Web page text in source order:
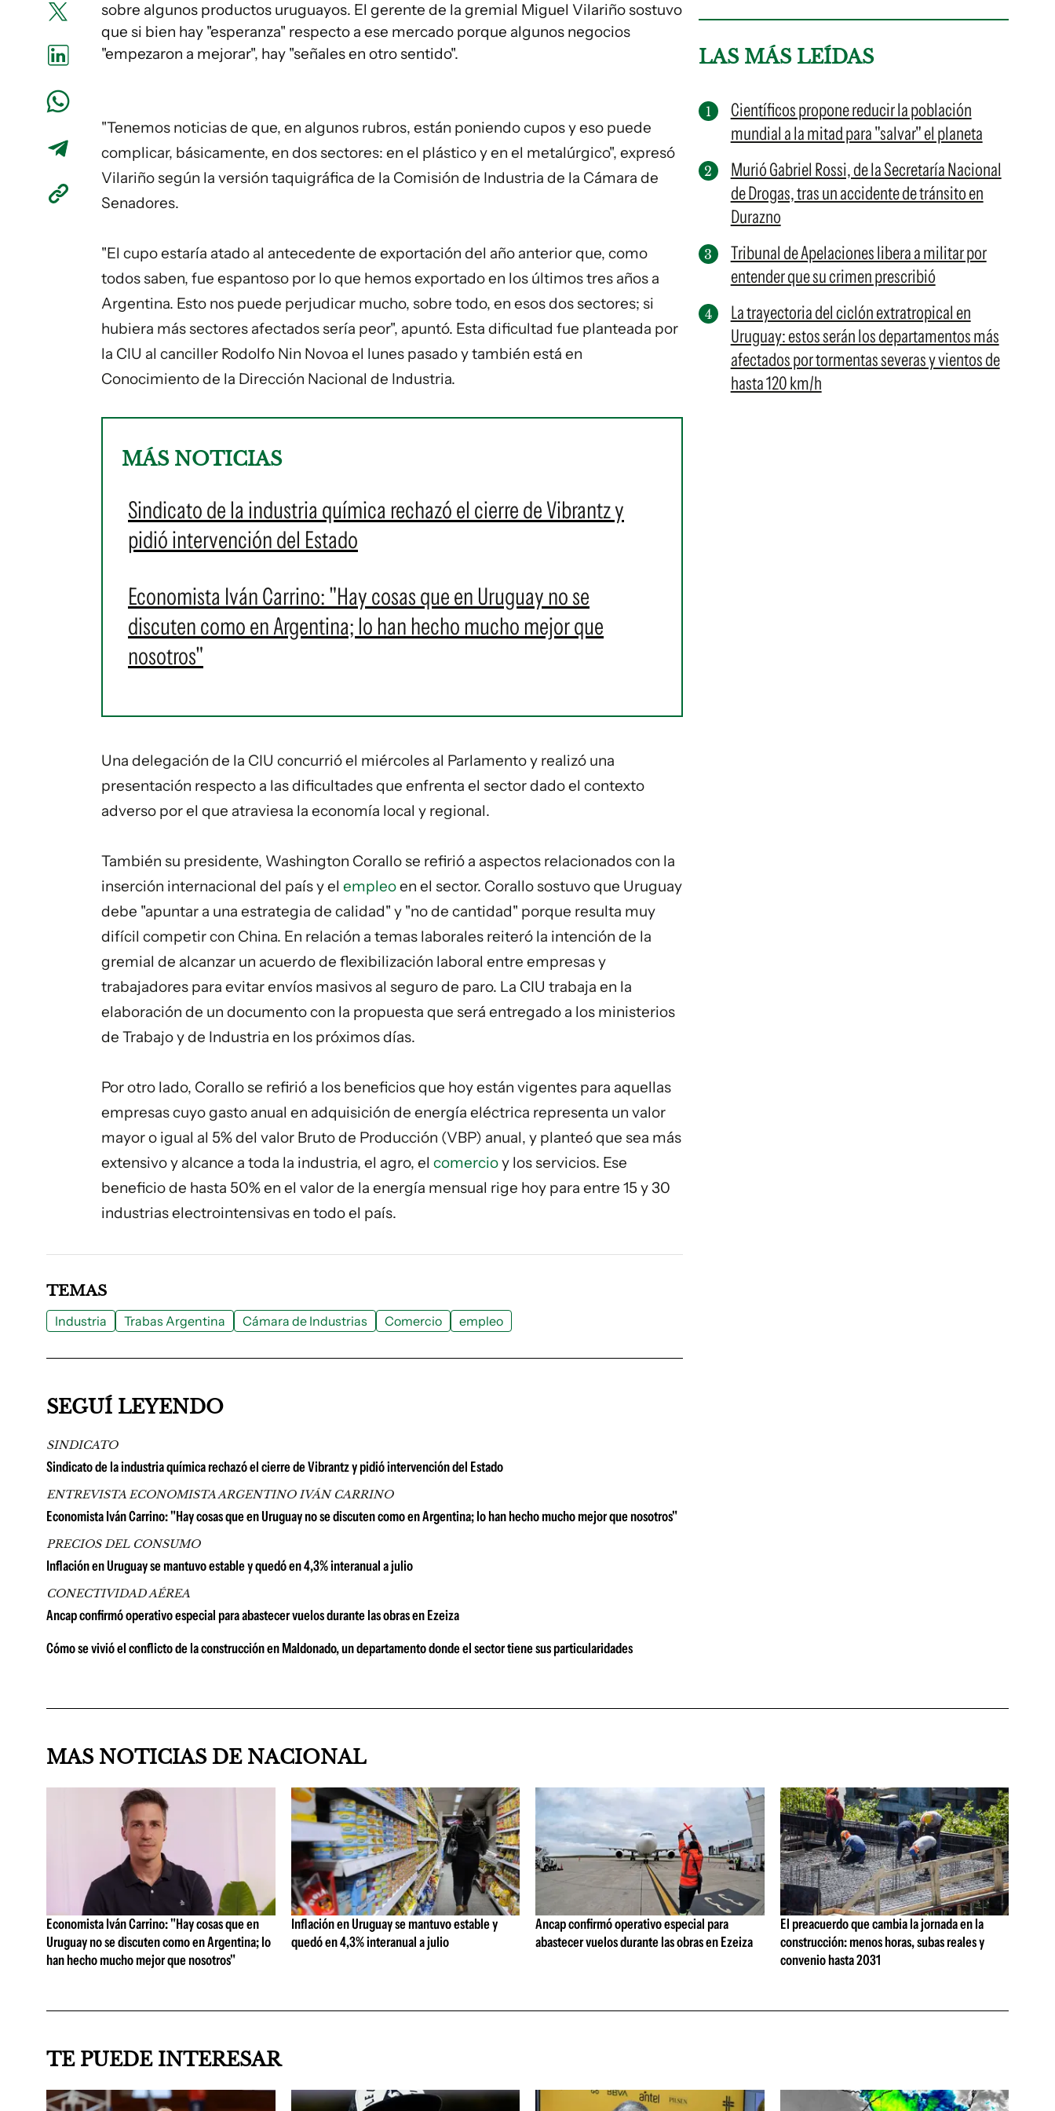
sobre algunos productos uruguayos. El gerente de la gremial Miguel Vilariño sostuvo
que si bien hay "esperanza" respecto a ese mercado porque algunos negocios
"empezaron a mejorar", hay "señales en otro sentido".
"Tenemos noticias de que, en algunos rubros, están poniendo cupos y eso puede
complicar, básicamente, en dos sectores: en el plástico y en el metalúrgico", expresó
Vilariño según la versión taquigráfica de la Comisión de Industria de la Cámara de
Senadores.
"El cupo estaría atado al antecedente de exportación del año anterior que, como
todos saben, fue espantoso por lo que hemos exportado en los últimos tres años a
Argentina. Esto nos puede perjudicar mucho, sobre todo, en esos dos sectores; si
hubiera más sectores afectados sería peor", apuntó. Esta dificultad fue planteada por
la CIU al canciller Rodolfo Nin Novoa el lunes pasado y también está en
Conocimiento de la Dirección Nacional de Industria.
MÁS NOTICIAS
Sindicato de la industria química rechazó el cierre de Vibrantz y
pidió intervención del Estado
Economista Iván Carrino: "Hay cosas que en Uruguay no se
discuten como en Argentina; lo han hecho mucho mejor que
nosotros"
Una delegación de la CIU concurrió el miércoles al Parlamento y realizó una
presentación respecto a las dificultades que enfrenta el sector dado el contexto
adverso por el que atraviesa la economía local y regional.
También su presidente, Washington Corallo se refirió a aspectos relacionados con la
inserción internacional del país y el empleoen el sector. Corallo sostuvo que Uruguay
debe "apuntar a una estrategia de calidad" y "no de cantidad" porque resulta muy
difícil competir con China. En relación a temas laborales reiteró la intención de la
gremial de alcanzar un acuerdo de flexibilización laboral entre empresas y
trabajadores para evitar envíos masivos al seguro de paro. La CIU trabaja en la
elaboración de un documento con la propuesta que será entregado a los ministerios
de Trabajo y de Industria en los próximos días.
Por otro lado, Corallo se refirió a los beneficios que hoy están vigentes para aquellas
empresas cuyo gasto anual en adquisición de energía eléctrica representa un valor
mayor o igual al 5% del valor Bruto de Producción (VBP) anual, y planteó que sea más
extensivo y alcance a toda la industria, el agro, el comercioy los servicios. Ese
beneficio de hasta 50% en el valor de la energía mensual rige hoy para entre 15 y 30
industrias electrointensivas en todo el país.
LAS MÁS LEÍDAS
Científicos propone reducir la población
mundial a la mitad para "salvar" el planeta
Murió Gabriel Rossi, de la Secretaría Nacional
de Drogas, tras un accidente de tránsito en
Durazno
Tribunal de Apelaciones libera a militar por
entender que su crimen prescribió
La trayectoria del ciclón extratropical en
Uruguay: estos serán los departamentos más
afectados por tormentas severas y vientos de
hasta 120 km/h
TEMAS
Industria Trabas Argentina Cámara de Industrias Comercio empleo
SEGUÍ LEYENDO
SINDICATO
Sindicato de la industria química rechazó el cierre de Vibrantz y pidió intervención del Estado
ENTREVISTA ECONOMISTA ARGENTINO IVÁN CARRINO
Economista Iván Carrino: "Hay cosas que en Uruguay no se discuten como en Argentina; lo han hecho mucho mejor que nosotros"
PRECIOS DEL CONSUMO
Inflación en Uruguay se mantuvo estable y quedó en 4,3% interanual a julio
CONECTIVIDAD AÉREA
Ancap confirmó operativo especial para abastecer vuelos durante las obras en Ezeiza
Cómo se vivió el conflicto de la construcción en Maldonado, un departamento donde el sector tiene sus particularidades
MAS NOTICIAS DE NACIONAL
Economista Iván Carrino: "Hay cosas que en
Uruguay no se discuten como en Argentina; lo
han hecho mucho mejor que nosotros"
Inflación en Uruguay se mantuvo estable y
quedó en 4,3% interanual a julio
Ancap confirmó operativo especial para
abastecer vuelos durante las obras en Ezeiza
El preacuerdo que cambia la jornada en la
construcción: menos horas, subas reales y
convenio hasta 2031
TE PUEDE INTERESAR